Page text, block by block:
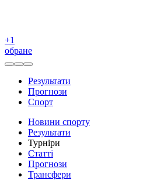
+1
обране
Результати
Прогнози
Спорт
Новини спорту
Результати
Турніри
Статті
Прогнози
Трансфери